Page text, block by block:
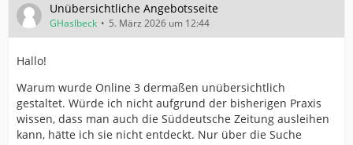
Unübersichtliche Angebotsseite
GHaslbeck 5. März 2026 um 12:44
Hallo!
Warum wurde Online 3 dermaßen unübersichtlich
gestaltet. Würde ich nicht aufgrund der bisherigen Praxis
wissen, dass man auch die Süddeutsche Zeitung ausleihen
kann, hätte ich sie nicht entdeckt. Nur über die Suche